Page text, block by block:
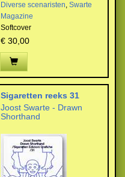
Diverse scenaristen, Swarte
Magazine
Softcover
€ 30,00
Sigaretten reeks 31
Joost Swarte - Drawn
Shorthand